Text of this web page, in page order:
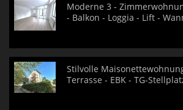
Moderne 3 -
- Balkon - Loggia - Lift -
Stilvolle
Terrasse - EBK - TG-